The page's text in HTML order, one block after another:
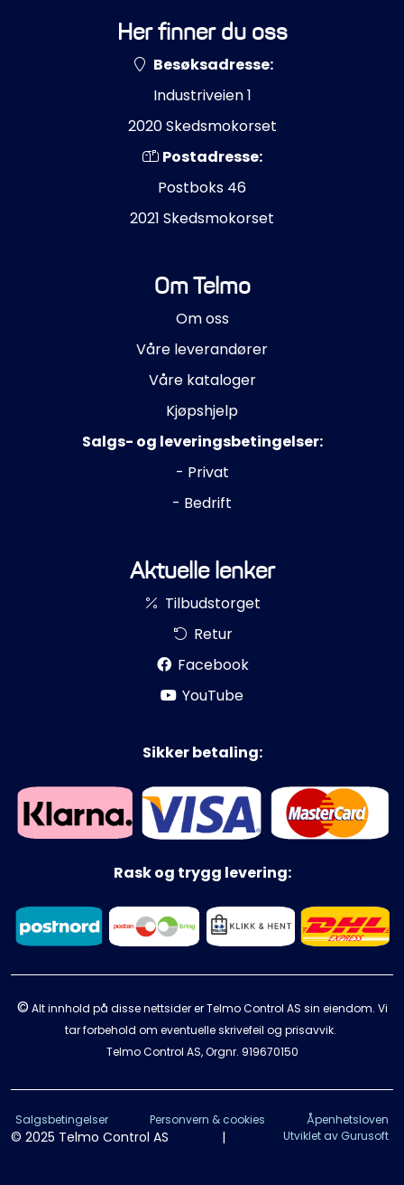
Her finner du oss
Besøksadresse:
Industriveien 1
2020 Skedsmokorset
Postadresse:
Postboks 46
2021 Skedsmokorset
Om Telmo
Om oss
Våre leverandører
Våre kataloger
Kjøpshjelp
Salgs- og leveringsbetingelser:
- Privat
- Bedrift
Aktuelle lenker
Tilbudstorget
Retur
Facebook
YouTube
Sikker betaling:
Rask og trygg levering:
© Alt innhold på disse nettsider er Telmo Control AS sin eiendom. Vi
tar forbehold om eventuelle skrivefeil og prisavvik.
Telmo Control AS, Orgnr. 919670150
Salgsbetingelser Personvern & cookies Åpenhetsloven
© 2025 Telmo Control AS | Utviklet av Gurusoft